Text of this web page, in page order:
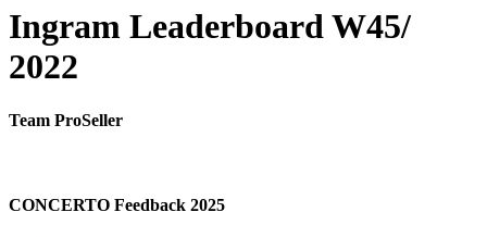
Ingram Leaderboard W45/
2022
Team ProSeller
CONCERTO Feedback 2025